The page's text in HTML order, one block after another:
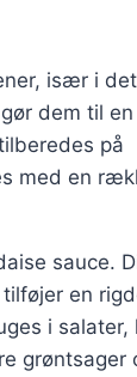
især i det
dem til en
på
med en
sauce.
en
i salater,
grøntsager